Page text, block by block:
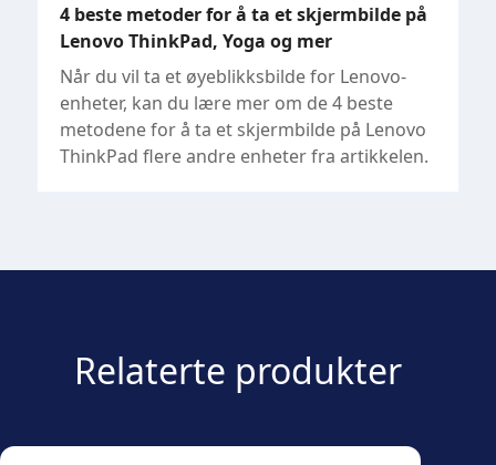
4 beste metoder for å ta et skjermbilde på
Lenovo ThinkPad, Yoga og mer
Når du vil ta et øyeblikksbilde for Lenovo-
enheter, kan du lære mer om de 4 beste
metodene for å ta et skjermbilde på Lenovo
ThinkPad flere andre enheter fra artikkelen.
Relaterte produkter